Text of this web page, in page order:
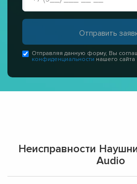
Отправляя данную форму, Вы
конфиденциальности нашего сайта
Неисправности
Audio